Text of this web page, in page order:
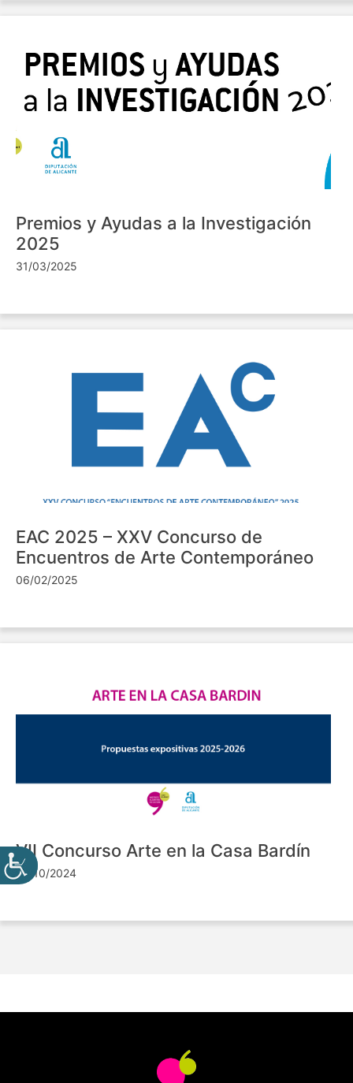
Premios y Ayudas a la Investigación
2025
31/03/2025
EAC 2025 – XXV Concurso de
Encuentros de Arte Contemporáneo
06/02/2025
VII Concurso Arte en la Casa Bardín
24/10/2024